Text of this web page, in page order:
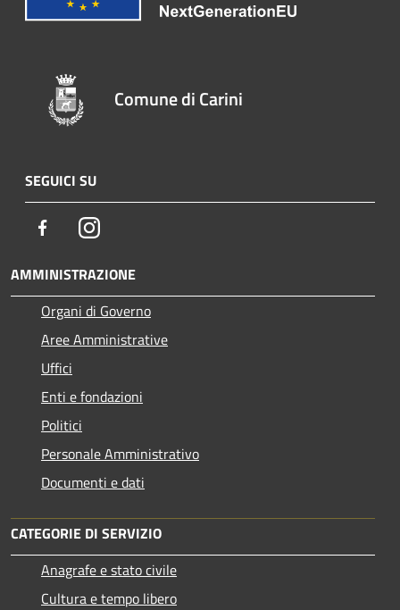
Comune di Carini
SEGUICI SU
FacebookInstagram
AMMINISTRAZIONE
Organi di Governo
Aree Amministrative
Uffici
Enti e fondazioni
Politici
Personale Amministrativo
Documenti e dati
CATEGORIE DI SERVIZIO
Anagrafe e stato civile
Cultura e tempo libero